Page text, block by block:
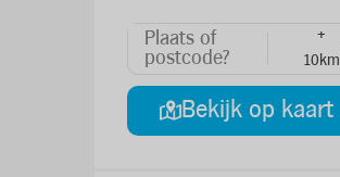
Plaats of
postcode?
+
10km
Bekijk op kaart